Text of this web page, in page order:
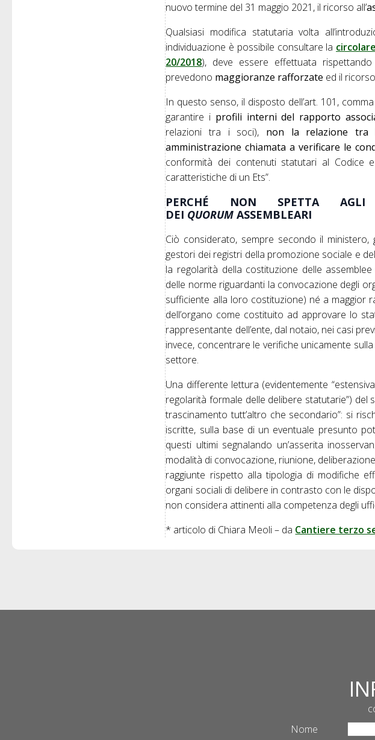
nuovo termine del 31 maggio 2021, il ricorso all’
Qualsiasi modifica statutaria volta
individuazione è possibile consultare la
20/2018), deve essere effettuata
prevedono maggioranze rafforzate ed il
In questo senso, il disposto dell’art. 101,
garantire i profili interni del rapporto
relazioni tra i soci), non la relazione tra
amministrazione chiamata a verificare le
conformità dei contenuti statutari al Codice
caratteristiche di un Ets”.
PERCHÉ NON SPETTA
DEI QUORUM ASSEMBLEARI
Ciò considerato, sempre secondo il
gestori dei registri della promozione sociale e
la regolarità della costituzione delle
delle norme riguardanti la convocazione degli
sufficiente alla loro costituzione) né a maggior
dell’organo come costituito ad approvare lo
rappresentante dell’ente, dal notaio, nei casi
invece, concentrare le verifiche unicamente
settore.
Una differente lettura (evidentemente
regolarità formale delle delibere statutarie”) del
trascinamento tutt’altro che secondario”: si
iscritte, sulla base di un eventuale presunto
questi ultimi segnalando un’asserita
modalità di convocazione, riunione,
raggiunte rispetto alla tipologia di modifiche
organi sociali di delibere in contrasto con le
non considera attinenti alla competenza degli
* articolo di Chiara Meoli – da Cantiere terzo
Nome